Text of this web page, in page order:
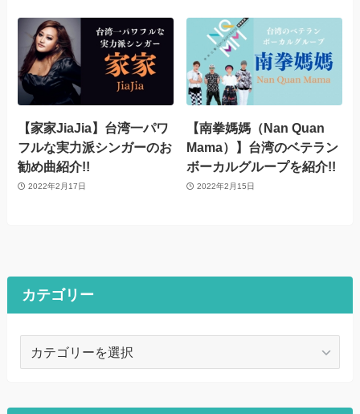
【家家JiaJia】台湾一パワ
フルな実力派シンガーのお
勧め曲紹介!!
2022年2月17日
【南拳媽媽（Nan Quan
Mama）】台湾のベテラン
ボーカルグループを紹介!!
2022年2月15日
カテゴリー
リ